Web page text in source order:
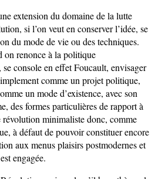
extension du domaine de la lutte
si l’on veut en conserver l’idée, se
du mode de vie ou des techniques.
on renonce à la politique
console en effet Foucault, envisager
comme un projet politique,
un mode d’existence, avec son
des formes particulières de rapport à
révolution minimaliste donc, comme
à défaut de pouvoir constituer encore
aux menus plaisirs postmodernes et
engagée.